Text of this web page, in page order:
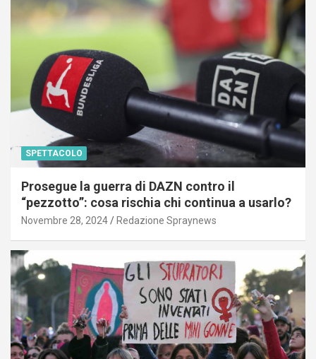
SPETTACOLO
Prosegue la guerra di DAZN contro il
“pezzotto”: cosa rischia chi continua a usarlo?
Novembre 28, 2024 Redazione Spraynews